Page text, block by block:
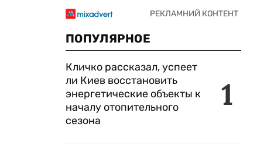
ПОПУЛЯРНОЕ
1
Кличко рассказал, успеет
ли Киев восстановить
энергетические объекты к
началу отопительного
сезона